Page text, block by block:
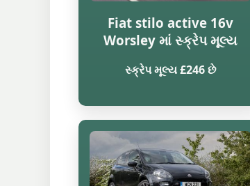
Fiat stilo active 16v
Worsley માં સ્ક્રેપ મૂલ્ય
સ્ક્રેપ મૂલ્ય £246 છે